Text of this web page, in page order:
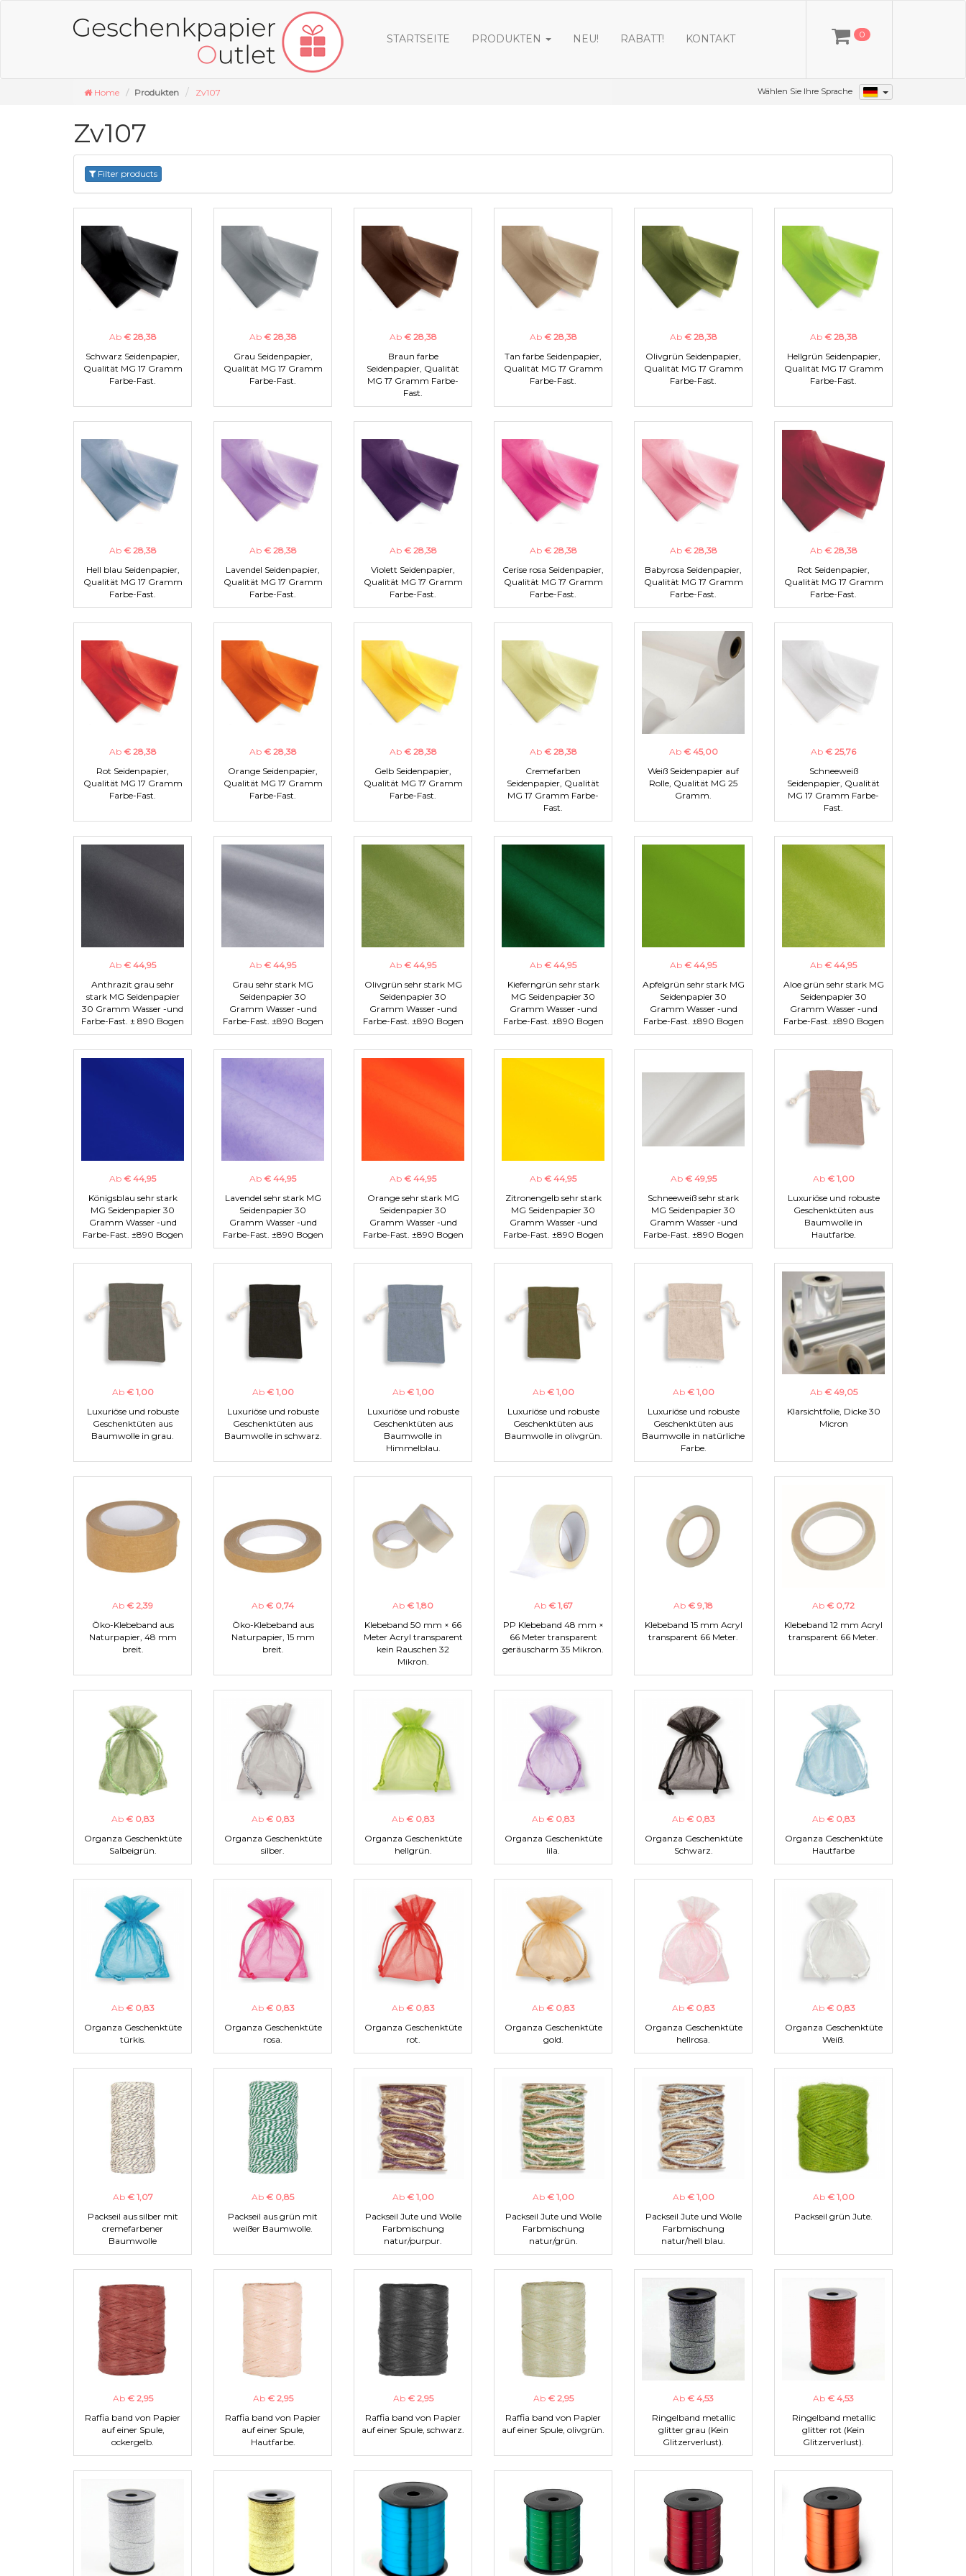
STARTSEITE PRODUKTEN NEU! RABATT! KONTAKT 0
Home Produkten Zv107 Wählen Sie Ihre Sprache
Zv107
Filter products
Ab € 28,38
Schwarz Seidenpapier,
Qualität MG 17 Gramm
Farbe-Fast.
Ab € 28,38
Grau Seidenpapier,
Qualität MG 17 Gramm
Farbe-Fast.
Ab € 28,38
Braun farbe
Seidenpapier, Qualität
MG 17 Gramm Farbe-
Fast.
Ab € 28,38
Tan farbe Seidenpapier,
Qualität MG 17 Gramm
Farbe-Fast.
Ab € 28,38
Olivgrün Seidenpapier,
Qualität MG 17 Gramm
Farbe-Fast.
Ab € 28,38
Hellgrün Seidenpapier,
Qualität MG 17 Gramm
Farbe-Fast.
Ab € 28,38
Hell blau Seidenpapier,
Qualität MG 17 Gramm
Farbe-Fast.
Ab € 28,38
Lavendel Seidenpapier,
Qualität MG 17 Gramm
Farbe-Fast.
Ab € 28,38
Violett Seidenpapier,
Qualität MG 17 Gramm
Farbe-Fast.
Ab € 28,38
Cerise rosa Seidenpapier,
Qualität MG 17 Gramm
Farbe-Fast.
Ab € 28,38
Babyrosa Seidenpapier,
Qualität MG 17 Gramm
Farbe-Fast.
Ab € 28,38
Rot Seidenpapier,
Qualität MG 17 Gramm
Farbe-Fast.
Ab € 28,38
Rot Seidenpapier,
Qualität MG 17 Gramm
Farbe-Fast.
Ab € 28,38
Orange Seidenpapier,
Qualität MG 17 Gramm
Farbe-Fast.
Ab € 28,38
Gelb Seidenpapier,
Qualität MG 17 Gramm
Farbe-Fast.
Ab € 28,38
Cremefarben
Seidenpapier, Qualität
MG 17 Gramm Farbe-
Fast.
Ab € 45,00
Weiß Seidenpapier auf
Rolle, Qualität MG 25
Gramm.
Ab € 25,76
Schneeweiß
Seidenpapier, Qualität
MG 17 Gramm Farbe-
Fast.
Ab € 44,95
Anthrazit grau sehr
stark MG Seidenpapier
30 Gramm Wasser -und
Farbe-Fast. ± 890 Bogen
Ab € 44,95
Grau sehr stark MG
Seidenpapier 30
Gramm Wasser -und
Farbe-Fast. ±890 Bogen
Ab € 44,95
Olivgrün sehr stark MG
Seidenpapier 30
Gramm Wasser -und
Farbe-Fast. ±890 Bogen
Ab € 44,95
Kieferngrün sehr stark
MG Seidenpapier 30
Gramm Wasser -und
Farbe-Fast. ±890 Bogen
Ab € 44,95
Apfelgrün sehr stark MG
Seidenpapier 30
Gramm Wasser -und
Farbe-Fast. ±890 Bogen
Ab € 44,95
Aloe grün sehr stark MG
Seidenpapier 30
Gramm Wasser -und
Farbe-Fast. ±890 Bogen
Ab € 44,95
Königsblau sehr stark
MG Seidenpapier 30
Gramm Wasser -und
Farbe-Fast. ±890 Bogen
Ab € 44,95
Lavendel sehr stark MG
Seidenpapier 30
Gramm Wasser -und
Farbe-Fast. ±890 Bogen
Ab € 44,95
Orange sehr stark MG
Seidenpapier 30
Gramm Wasser -und
Farbe-Fast. ±890 Bogen
Ab € 44,95
Zitronengelb sehr stark
MG Seidenpapier 30
Gramm Wasser -und
Farbe-Fast. ±890 Bogen
Ab € 49,95
Schneeweiß sehr stark
MG Seidenpapier 30
Gramm Wasser -und
Farbe-Fast. ±890 Bogen
Ab € 1,00
Luxuriöse und robuste
Geschenktüten aus
Baumwolle in
Hautfarbe.
Ab € 1,00
Luxuriöse und robuste
Geschenktüten aus
Baumwolle in grau.
Ab € 1,00
Luxuriöse und robuste
Geschenktüten aus
Baumwolle in schwarz.
Ab € 1,00
Luxuriöse und robuste
Geschenktüten aus
Baumwolle in
Himmelblau.
Ab € 1,00
Luxuriöse und robuste
Geschenktüten aus
Baumwolle in olivgrün.
Ab € 1,00
Luxuriöse und robuste
Geschenktüten aus
Baumwolle in natürliche
Farbe.
Ab € 49,05
Klarsichtfolie, Dicke 30
Micron
Ab € 2,39
Öko-Klebeband aus
Naturpapier, 48 mm
breit.
Ab € 0,74
Öko-Klebeband aus
Naturpapier, 15 mm
breit.
Ab € 1,80
Klebeband 50 mm × 66
Meter Acryl transparent
kein Rauschen 32
Mikron.
Ab € 1,67
PP Klebeband 48 mm ×
66 Meter transparent
geräuscharm 35 Mikron.
Ab € 9,18
Klebeband 15 mm Acryl
transparent 66 Meter.
Ab € 0,72
Klebeband 12 mm Acryl
transparent 66 Meter.
Ab € 0,83
Organza Geschenktüte
Salbeigrün.
Ab € 0,83
Organza Geschenktüte
silber.
Ab € 0,83
Organza Geschenktüte
hellgrün.
Ab € 0,83
Organza Geschenktüte
lila.
Ab € 0,83
Organza Geschenktüte
Schwarz.
Ab € 0,83
Organza Geschenktüte
Hautfarbe
Ab € 0,83
Organza Geschenktüte
türkis.
Ab € 0,83
Organza Geschenktüte
rosa.
Ab € 0,83
Organza Geschenktüte
rot.
Ab € 0,83
Organza Geschenktüte
gold.
Ab € 0,83
Organza Geschenktüte
hellrosa.
Ab € 0,83
Organza Geschenktüte
Weiß.
Ab € 1,07
Packseil aus silber mit
cremefarbener
Baumwolle
Ab € 0,85
Packseil aus grün mit
weißer Baumwolle.
Ab € 1,00
Packseil Jute und Wolle
Farbmischung
natur/purpur.
Ab € 1,00
Packseil Jute und Wolle
Farbmischung
natur/grün.
Ab € 1,00
Packseil Jute und Wolle
Farbmischung
natur/hell blau.
Ab € 1,00
Packseil grün Jute.
Ab € 2,95
Raffia band von Papier
auf einer Spule,
ockergelb.
Ab € 2,95
Raffia band von Papier
auf einer Spule,
Hautfarbe.
Ab € 2,95
Raffia band von Papier
auf einer Spule, schwarz.
Ab € 2,95
Raffia band von Papier
auf einer Spule, olivgrün.
Ab € 4,53
Ringelband metallic
glitter grau (Kein
Glitzerverlust).
Ab € 4,53
Ringelband metallic
glitter rot (Kein
Glitzerverlust).